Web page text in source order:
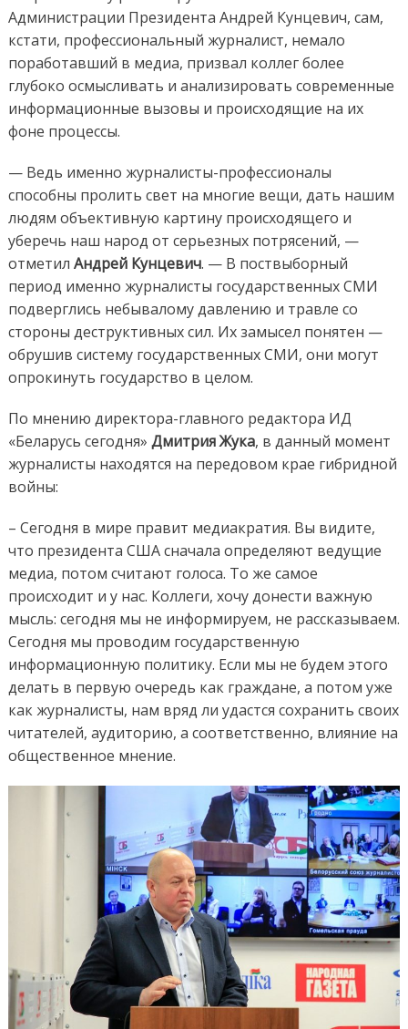
Администрации Президента Андрей Кунцевич, сам,
кстати, профессиональный журналист, немало
поработавший в медиа, призвал коллег более
глубоко осмысливать и анализировать современные
информационные вызовы и происходящие на их
фоне процессы.
— Ведь именно журналисты-профессионалы
способны пролить свет на многие вещи, дать нашим
людям объективную картину происходящего и
уберечь наш народ от серьезных потрясений, —
отметил Андрей Кунцевич. — В поствыборный
период именно журналисты государственных СМИ
подверглись небывалому давлению и травле со
стороны деструктивных сил. Их замысел понятен —
обрушив систему государственных СМИ, они могут
опрокинуть государство в целом.
По мнению директора-главного редактора ИД
«Беларусь сегодня» Дмитрия Жука, в данный момент
журналисты находятся на передовом крае гибридной
войны:
– Сегодня в мире правит медиакратия. Вы видите,
что президента США сначала определяют ведущие
медиа, потом считают голоса. То же самое
происходит и у нас. Коллеги, хочу донести важную
мысль: сегодня мы не информируем, не рассказываем.
Сегодня мы проводим государственную
информационную политику. Если мы не будем этого
делать в первую очередь как граждане, а потом уже
как журналисты, нам вряд ли удастся сохранить своих
читателей, аудиторию, а соответственно, влияние на
общественное мнение.